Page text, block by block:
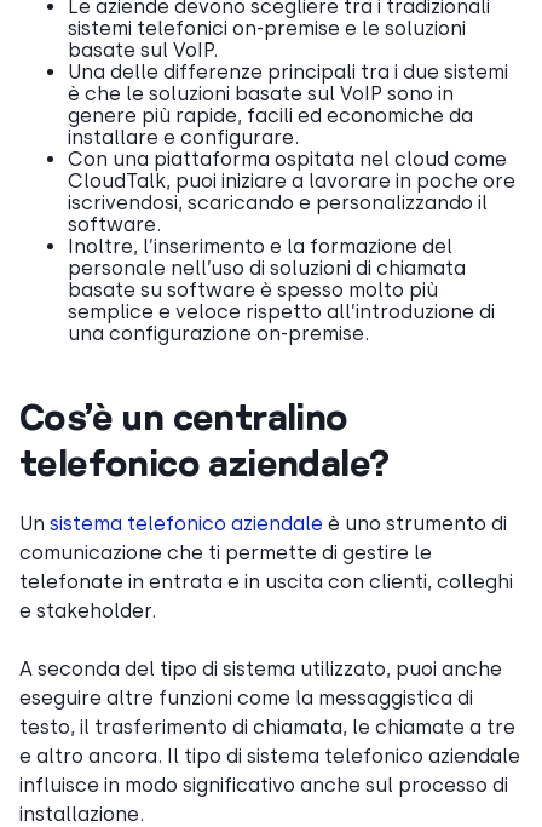
Le aziende devono scegliere tra i tradizionali
sistemi telefonici on-premise e le soluzioni
basate sul VoIP.
Una delle differenze principali tra i due sistemi
è che le soluzioni basate sul VoIP sono in
genere più rapide, facili ed economiche da
installare e configurare.
Con una piattaforma ospitata nel cloud come
CloudTalk, puoi iniziare a lavorare in poche ore
iscrivendosi, scaricando e personalizzando il
software.
Inoltre, l’inserimento e la formazione del
personale nell’uso di soluzioni di chiamata
basate su software è spesso molto più
semplice e veloce rispetto all’introduzione di
una configurazione on-premise.
Cos’è un centralino
telefonico aziendale?
Un sistema telefonico aziendale è uno strumento di
comunicazione che ti permette di gestire le
telefonate in entrata e in uscita con clienti, colleghi
e stakeholder.
A seconda del tipo di sistema utilizzato, puoi anche
eseguire altre funzioni come la messaggistica di
testo, il trasferimento di chiamata, le chiamate a tre
e altro ancora. Il tipo di sistema telefonico aziendale
influisce in modo significativo anche sul processo di
installazione.